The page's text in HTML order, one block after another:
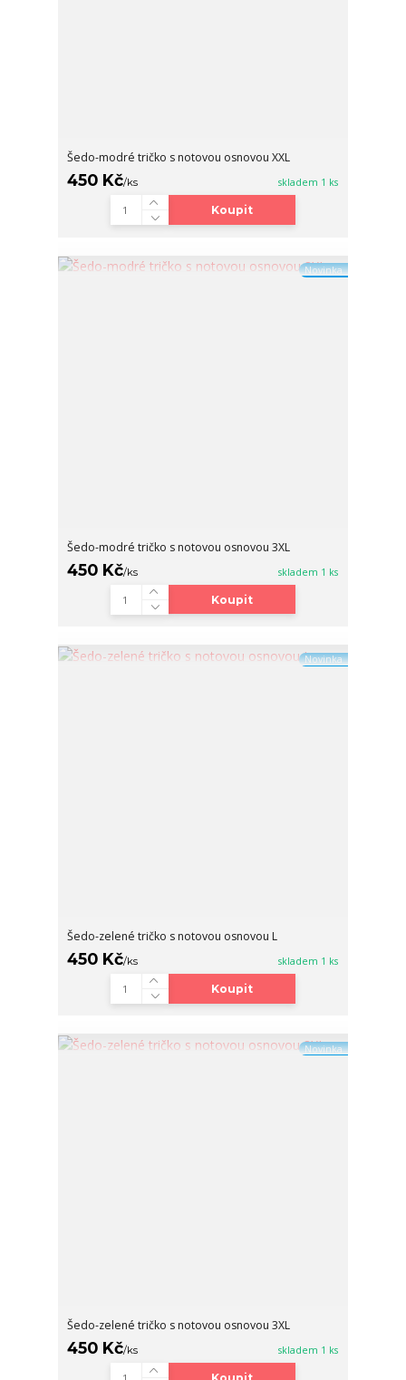
Šedo-modré tričko s notovou osnovou XXL
450 Kč/ks skladem 1 ks
Koupit
Novinka
Šedo-modré tričko s notovou osnovou 3XL
450 Kč/ks skladem 1 ks
Koupit
Novinka
Šedo-zelené tričko s notovou osnovou L
450 Kč/ks skladem 1 ks
Koupit
Novinka
Šedo-zelené tričko s notovou osnovou 3XL
450 Kč/ks skladem 1 ks